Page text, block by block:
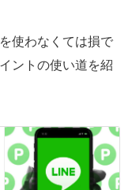
使わなくては損で
ントの使い道を紹